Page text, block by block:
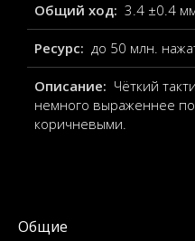
Общий ход: 3.4 ±0.4
Ресурс: до 50 млн.
Описание: Чёткий
немного выраженнее
коричневыми.
Общие